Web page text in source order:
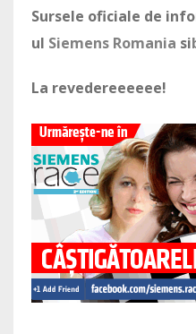
Sursele oficiale de
ul Siemens Romania si
La revedereeeeee!